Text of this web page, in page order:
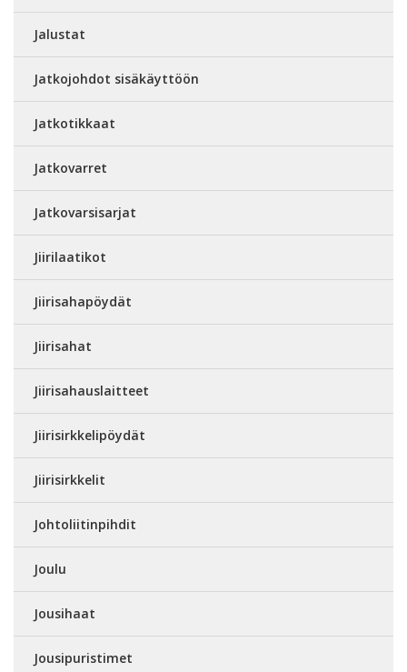
Jalustat
Jatkojohdot sisäkäyttöön
Jatkotikkaat
Jatkovarret
Jatkovarsisarjat
Jiirilaatikot
Jiirisahapöydät
Jiirisahat
Jiirisahauslaitteet
Jiirisirkkelipöydät
Jiirisirkkelit
Johtoliitinpihdit
Joulu
Jousihaat
Jousipuristimet